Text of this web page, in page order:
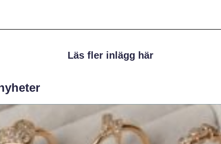
Läs fler inlägg här